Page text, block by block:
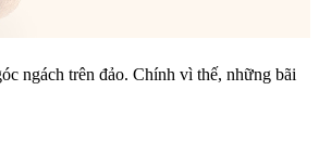
ngách trên đảo. Chính vì thế, những bãi